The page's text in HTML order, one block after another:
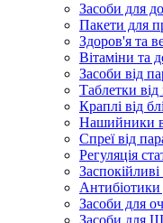
Засоби для
Пакети для
Здоров'я та
Вітаміни та
Засоби від
Таблетки від
Краплі від
Нашийники
Спреї від
Регуляція
Антибіотики
Засоби для
Засоби для